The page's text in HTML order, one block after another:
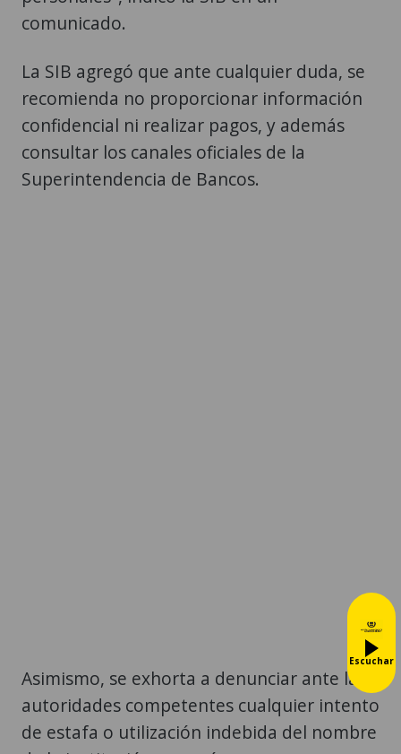
comunicado.
La SIB agregó que ante cualquier duda, se
recomienda no proporcionar información
confidencial ni realizar pagos, y además
consultar los canales oficiales de la
Superintendencia de Bancos.
Asimismo, se exhorta a denunciar ante las
autoridades competentes cualquier intento
de estafa o utilización indebida del nombre
Escuchar